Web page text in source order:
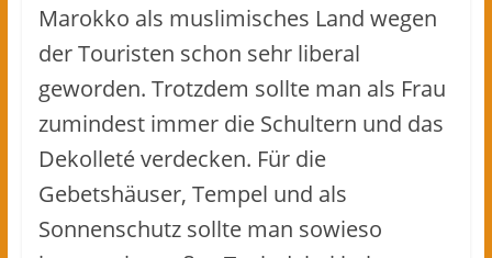
Marokko als muslimisches Land wegen
der Touristen schon sehr liberal
geworden. Trotzdem sollte man als Frau
zumindest immer die Schultern und das
Dekolleté verdecken. Für die
Gebetshäuser, Tempel und als
Sonnenschutz sollte man sowieso